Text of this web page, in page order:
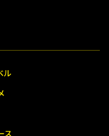
ル
ス